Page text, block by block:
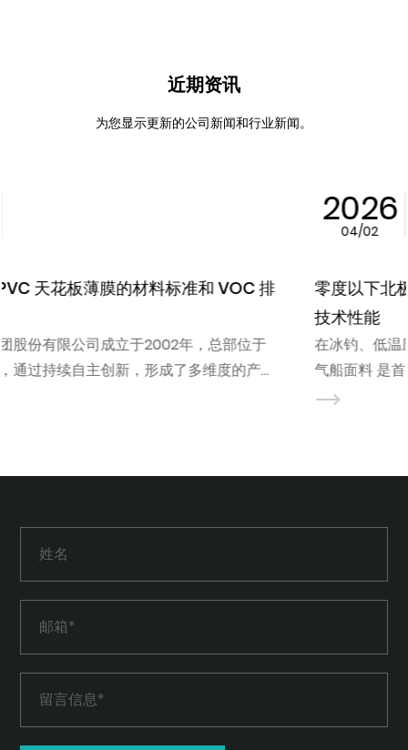
近期资讯
为您显示更新的公司新闻和行业新闻。
零度以下北极及救援环境下耐寒PVC充气船面料的
在冰钓、低温应急救援等专业领域，结构完整性 PVC充
气船面料 是首要的安全因素。标准聚合物通常在中等低
温下经历玻璃化转变，导致脆化和灾难性的接缝失效。然